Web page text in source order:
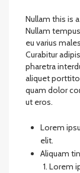
Nullam this is
Nullam
eu varius
Curabitur
pharetra
aliquet
quam dolor
ut eros.
Lorem
elit.
Aliquam
Lorem